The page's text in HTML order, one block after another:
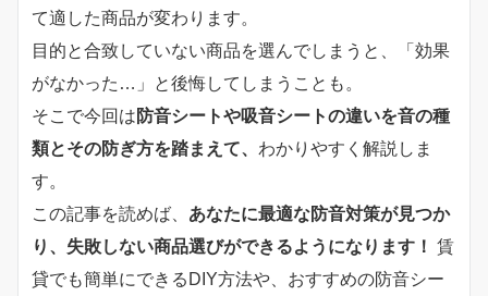
て適した商品が変わります。
目的と合致していない商品を選んでしまうと、「効果
がなかった…」と後悔してしまうことも。
そこで今回は 防音シートや吸音シートの違いを音の種
類とその防ぎ方を踏まえて、 わかりやすく解説しま
す。
この記事を読めば、 あなたに最適な防音対策が見つか
り、失敗しない商品選びができるようになります！ 賃
貸でも簡単にできるDIY方法や、おすすめの防音シー